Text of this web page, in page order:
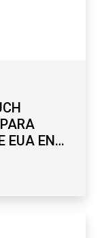
EUA EN